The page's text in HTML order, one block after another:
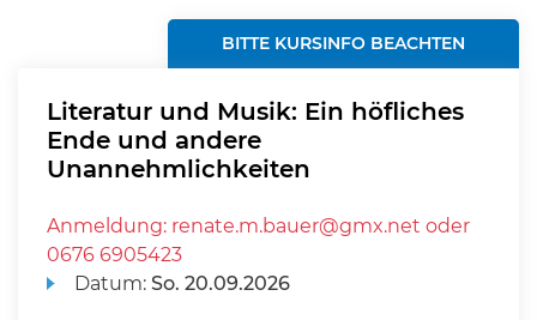
BITTE KURSINFO BEACHTEN
Literatur und Musik: Ein höfliches
Ende und andere
Unannehmlichkeiten
Anmeldung: renate.m.bauer@gmx.net oder
0676 6905423
Datum:So. 20.09.2026